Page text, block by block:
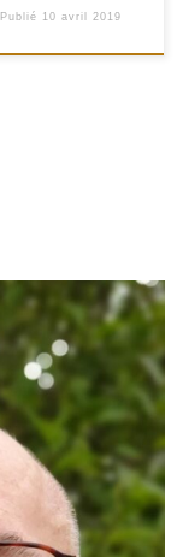
Publié 10 avril 2019